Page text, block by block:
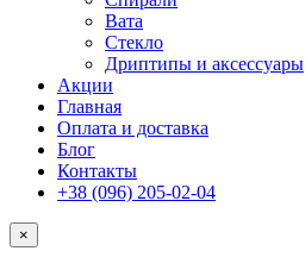
Вата
Стекло
Дриптипы и аксессуары
Акции
Главная
Оплата и доставка
Блог
Контакты
+38 (096) 205-02-04
×